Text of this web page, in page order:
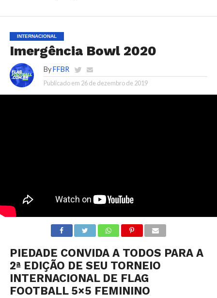
INTERNACIONAL
Imergência Bowl 2020
By FFBR
Publicado em 26 de dezembro de 2019
PIEDADE CONVIDA A TODOS PARA A
2ª EDIÇÃO DE SEU TORNEIO
INTERNACIONAL DE FLAG
FOOTBALL 5×5 FEMININO